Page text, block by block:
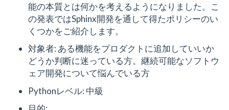
能の本質とは何かを考えるようになりました。こ
の発表ではSphinx開発を通して得たポリシーのい
くつかをご紹介します。
対象者: ある機能をプロダクトに追加していいか
どうか判断に迷っている方。継続可能なソフトウ
ェア開発について悩んでいる方
Pythonレベル: 中級